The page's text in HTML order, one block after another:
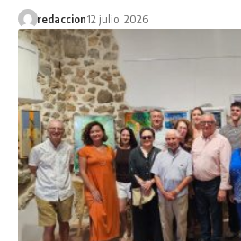
redaccion12 julio, 2026